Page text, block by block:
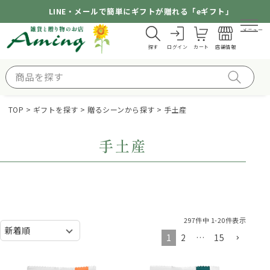
LINE・メールで簡単にギフトが贈れる「eギフト」
探す ログイン カート 店舗情報
メニュー
TOP ギフトを探す 贈るシーンから探す 手土産
手土産
297件中 1-20件表示
1 2 … 15